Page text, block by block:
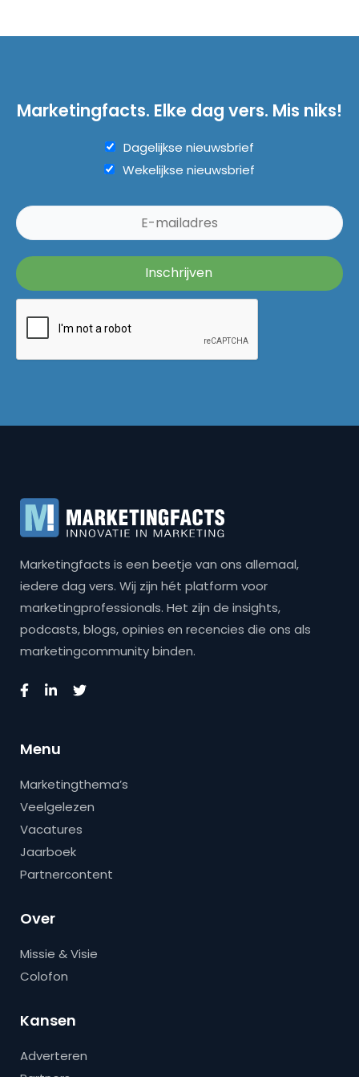
Marketingfacts. Elke dag vers. Mis niks!
Dagelijkse nieuwsbrief
Wekelijkse nieuwsbrief
Marketingfacts is een beetje van ons allemaal,
iedere dag vers. Wij zijn hét platform voor
marketingprofessionals. Het zijn de insights,
podcasts, blogs, opinies en recencies die ons als
marketingcommunity binden.
Menu
Marketingthema’s
Veelgelezen
Vacatures
Jaarboek
Partnercontent
Over
Missie & Visie
Colofon
Kansen
Adverteren